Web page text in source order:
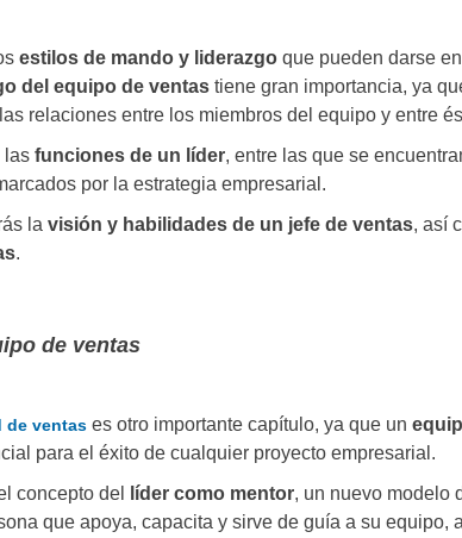
estilos de mando y liderazgo que pueden darse
del equipo de ventas tiene gran importancia, ya
relaciones entre los miembros del equipo y entre
las funciones de un líder, entre las que se
por la estrategia empresarial.
la visión y habilidades de un jefe de ventas, así
.
de ventas
de ventas es otro importante capítulo, ya que un
para el éxito de cualquier proyecto empresarial.
concepto del
líder como mentor, un nuevo modelo
que apoya, capacita y sirve de guía a su equipo,